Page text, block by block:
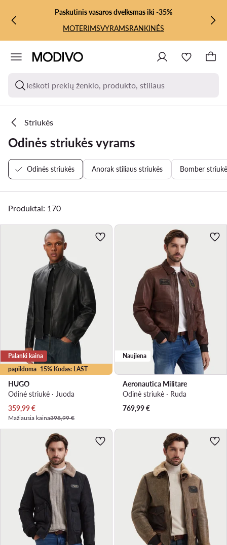
PEREITI PRIE PAGRINDINIO TURINIO
PEREITI Į PAIEŠKĄPaskutinis vasaros dvelksmas iki -35%
MOTERIMSVYRAMSRANKINĖS
Ieškoti prekių ženklo, produkto, stiliaus
Striukės
Odinės striukės vyrams
Odinės striukės Anorak stiliaus striukės Bomber
Produktai: 170
papildoma -15% Kodas: LAST
Palanki kaina
HUGO
Odinė striukė · Juoda
Dabartinė kaina
359,99€
Mažiausia kaina398,99 €
Naujiena
Aeronautica Militare
Odinė striukė · Ruda
769,99€